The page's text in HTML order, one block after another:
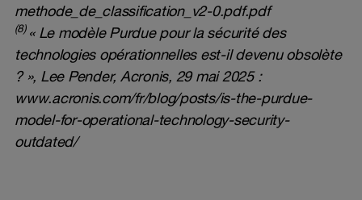
methode_de_classification_v2-0.pdf.pdf
(8) « Le modèle Purdue pour la sécurité des
technologies opérationnelles est-il devenu obsolète
? », Lee Pender, Acronis, 29 mai 2025 :
www.acronis.com/fr/blog/posts/is-the-purdue-
model-for-operational-technology-security-
outdated/